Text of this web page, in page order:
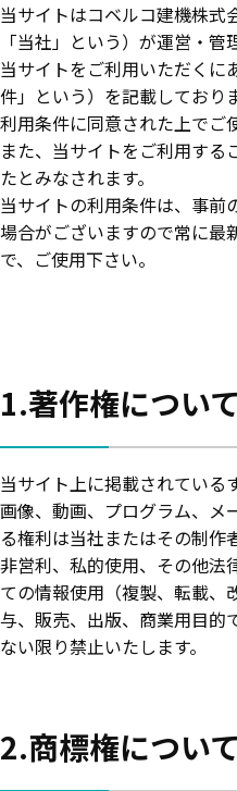
当サイトはコベルコ建機株式
「当社」という）が運営・管
当サイトをご利用いただくに
件」という）を記載しており
利用条件に同意された上でご
また、当サイトをご利用す
たとみなされます。
当サイトの利用条件は、事前
場合がございますので常に最
で、ご使用下さい。
1.著作権について
当サイト上に掲載されている
画像、動画、プログラム、メ
る権利は当社またはその制作
非営利、私的使用、その他法
ての情報使用（複製、転載、
与、販売、出版、商業用目的
ない限り禁止いたします。
2.商標権について